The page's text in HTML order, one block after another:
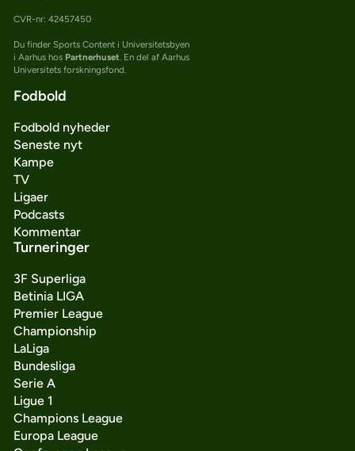
CVR-nr: 42457450
Du finder Sports Content i Universitetsbyen
i Aarhus hos Partnerhuset. En del af Aarhus
Universitets forskningsfond.
Fodbold
Fodbold nyheder
Seneste nyt
Kampe
TV
Ligaer
Podcasts
Kommentar
Turneringer
3F Superliga
Betinia LIGA
Premier League
Championship
LaLiga
Bundesliga
Serie A
Ligue 1
Champions League
Europa League